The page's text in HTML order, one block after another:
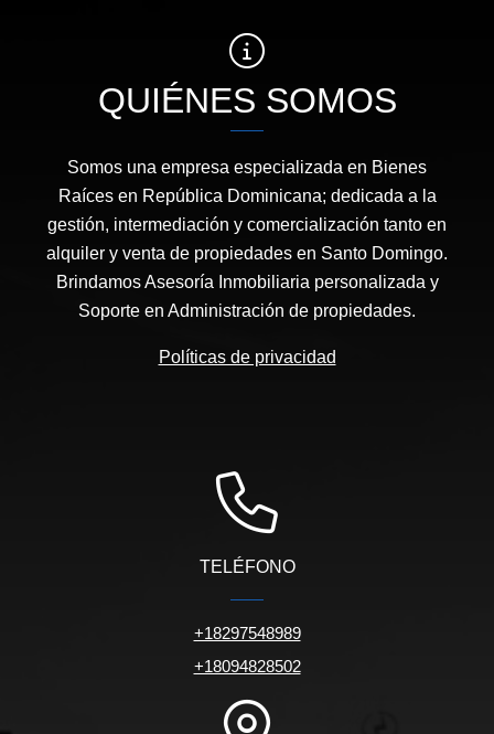
QUIÉNES SOMOS
Somos una empresa especializada en Bienes
Raíces en República Dominicana; dedicada a la
gestión, intermediación y comercialización tanto en
alquiler y venta de propiedades en Santo Domingo.
Brindamos Asesoría Inmobiliaria personalizada y
Soporte en Administración de propiedades.
Políticas de privacidad
TELÉFONO
+18297548989
+18094828502